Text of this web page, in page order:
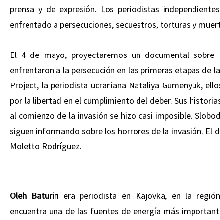
prensa y de expresión. Los periodistas
enfrentado a persecuciones, secuestros, torturas y
El 4 de mayo, proyectaremos un documental sobre
enfrentaron a la persecución en las primeras etapas de
Project, la periodista ucraniana Nataliya Gumenyuk,
por la libertad en el cumplimiento del deber. Sus
al comienzo de la invasión se hizo casi imposible.
siguen informando sobre los horrores de la invasión.
Moletto Rodríguez.
Oleh Baturin era periodista en Kajovka, en la
encuentra una de las fuentes de energía más